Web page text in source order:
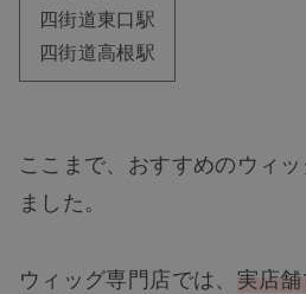
四街道東口駅
四街道高根駅
ここまで、おすすめのウィ
ました。
ウィッグ専門店では、 実店